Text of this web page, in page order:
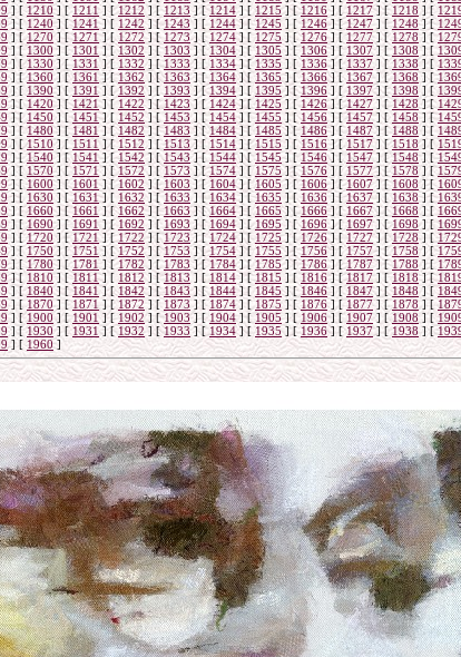
] [1210] [1211] [1212 ] [1213 ] [1214] [ 1215] [1216] [ 1217] [ 1218 ] [
] [1240 ] [1241] [ 1242 ] [1243] [ 1244] [1245 ] [1246] [1247] [ 1248] [
] [1270] [1271] [ 1272 ] [ 1273] [ 1274] [ 1275] [1276] [1277] [1278 ] [
] [ 1300] [ 1301 ] [ 1302 ] [ 1303 ] [1304] [1305 ] [1306] [ 1307] [1308] [
] [1330 ] [ 1331 ] [ 1332] [1333] [ 1334 ] [1335 ] [1336] [1337 ] [1338] [
] [1360] [ 1361 ] [1362 ] [1363] [1364] [ 1365] [ 1366] [1367] [ 1368] [
] [ 1390] [ 1391] [1392 ] [ 1393 ] [1394 ] [ 1395] [1396 ] [ 1397] [1398 ] [
] [1420] [1421] [ 1422 ] [ 1423] [ 1424] [1425 ] [1426] [1427 ] [1428 ] [
] [ 1450] [1451] [ 1452 ] [ 1453 ] [ 1454] [1455 ] [1456 ] [1457] [1458] [
] [ 1480] [ 1481 ] [1482] [1483 ] [1484 ] [ 1485] [1486] [ 1487] [1488 ] [
] [1510] [ 1511 ] [ 1512 ] [1513] [ 1514 ] [1515 ] [1516] [1517] [1518] [
] [1540 ] [1541 ] [1542 ] [1543] [ 1544] [ 1545] [ 1546] [ 1547 ] [1548] [
] [1570 ] [ 1571 ] [1572] [1573] [1574 ] [ 1575] [1576] [ 1577] [1578 ] [
] [1600] [1601] [1602 ] [1603 ] [ 1604] [ 1605] [1606] [1607 ] [ 1608 ] [
] [ 1630 ] [1631] [ 1632 ] [1633 ] [ 1634] [1635 ] [ 1636] [1637] [ 1638] [
] [1660] [ 1661 ] [1662] [1663] [1664 ] [ 1665] [1666] [1667] [1668 ] [
] [1690] [ 1691 ] [ 1692 ] [ 1693] [ 1694 ] [1695 ] [1696] [ 1697] [1698] [
] [ 1720 ] [ 1721 ] [ 1722 ] [1723 ] [1724] [ 1725] [ 1726] [ 1727] [1728] [
] [1750] [ 1751 ] [1752 ] [1753] [1754 ] [1755] [1756] [1757] [1758 ] [
] [1780] [1781 ] [1782 ] [1783 ] [1784] [ 1785] [1786] [1787] [ 1788 ] [
] [ 1810] [1811] [ 1812 ] [1813 ] [1814] [1815 ] [1816] [1817] [ 1818] [
] [1840 ] [1841 ] [ 1842] [1843] [1844] [ 1845] [1846] [1847] [1848 ] [
] [ 1870] [ 1871 ] [ 1872 ] [ 1873 ] [1874] [ 1875 ] [ 1876] [ 1877] [1878 ] [
] [1900 ] [ 1901 ] [ 1902] [1903] [ 1904 ] [ 1905 ] [ 1906] [1907 ] [1908 ] [
] [ 1930] [ 1931 ] [1932 ] [1933 ] [ 1934 ] [1935] [1936] [1937] [1938] [
] [1960]